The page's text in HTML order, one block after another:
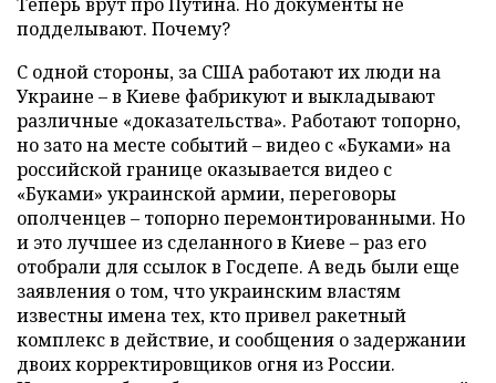
подделывают. Почему?
С одной стороны, за США работают их люди на
Украине – в Киеве фабрикуют и выкладывают
различные «доказательства». Работают топорно,
но зато на месте событий – видео с «Буками» на
российской границе оказывается видео с
«Буками» украинской армии, переговоры
ополченцев – топорно перемонтированными. Но
и это лучшее из сделанного в Киеве – раз его
отобрали для ссылок в Госдепе. А ведь были еще
заявления о том, что украинским властям
известны имена тех, кто привел ракетный
комплекс в действие, и сообщения о задержании
двоих корректировщиков огня из России.